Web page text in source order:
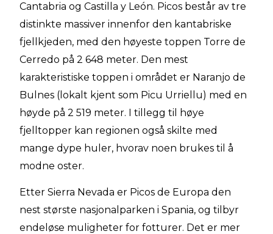
Cantabria og Castilla y León. Picos består av tre
distinkte massiver innenfor den kantabriske
fjellkjeden, med den høyeste toppen Torre de
Cerredo på 2 648 meter. Den mest
karakteristiske toppen i området er Naranjo de
Bulnes (lokalt kjent som Picu Urriellu) med en
høyde på 2 519 meter. I tillegg til høye
fjelltopper kan regionen også skilte med
mange dype huler, hvorav noen brukes til å
modne oster.
Etter Sierra Nevada er Picos de Europa den
nest største nasjonalparken i Spania, og tilbyr
endeløse muligheter for fotturer. Det er mer